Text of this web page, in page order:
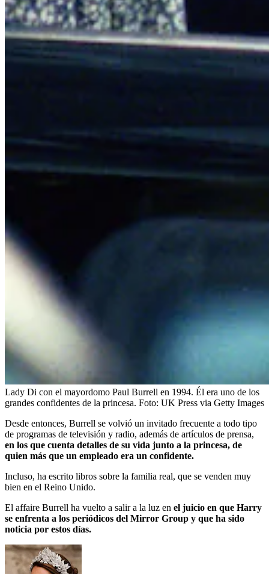
Lady Di con el mayordomo Paul Burrell en 1994. Él era uno de los
grandes confidentes de la princesa. Foto: UK Press via Getty Images
Desde entonces, Burrell se volvió un invitado frecuente a todo tipo
de programas de televisión y radio, además de artículos de prensa,
en los que cuenta detalles de su vida junto a la princesa, de
quien más que un empleado era un confidente.
Incluso, ha escrito libros sobre la familia real, que se venden muy
bien en el Reino Unido.
El affaire Burrell ha vuelto a salir a la luz en el juicio en que Harry
se enfrenta a los periódicos del Mirror Group y que ha sido
noticia por estos días.